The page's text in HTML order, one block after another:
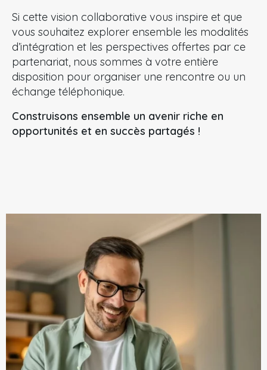
Si cette vision collaborative vous inspire et que
vous souhaitez explorer ensemble les modalités
d’intégration et les perspectives offertes par ce
partenariat, nous sommes à votre entière
disposition pour organiser une rencontre ou un
échange téléphonique.
Construisons ensemble un avenir riche en
opportunités et en succès partagés !